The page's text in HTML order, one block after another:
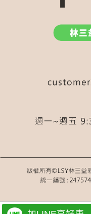
皂
雙斜面粉底刷
扁刷 內雙